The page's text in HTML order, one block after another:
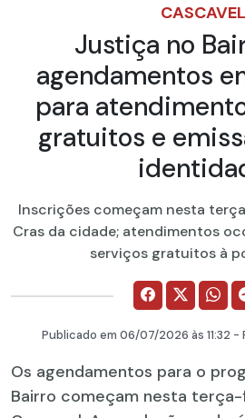
CASCAVEL
Justiça no
agendamentos
para
gratuitos e
Inscrições começam nesta
Cras da cidade; atendimentos
serviços gratuitos à
Publicado em 06/07/2026 às 11:32 -
Os agendamentos para o
Bairro começam nesta